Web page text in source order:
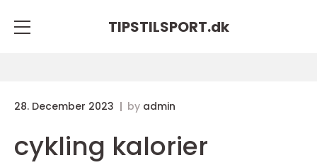
TIPSTILSPORT.dk
28. December 2023 by admin
cykling kalorier